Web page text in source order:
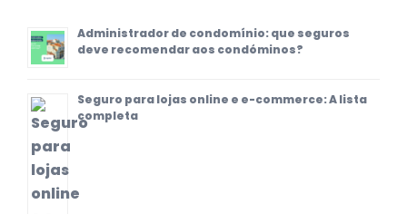
Administrador de condomínio: que seguros
deve recomendar aos condóminos?
Seguro para lojas online e e-commerce: A lista
completa